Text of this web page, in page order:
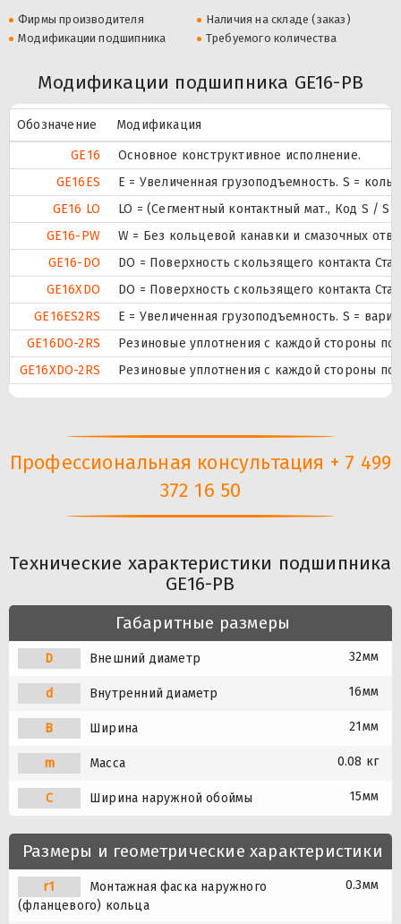
Фирмы производителя
Наличия на складе (заказ)
Модификации подшипника
Требуемого количества
Модификации подшипника GE16-PB
Обозначение
Модификация
GE16
Основное конструктивное исполнение.
GE16ES
E = Увеличенная грузоподъемность. S =
GE16 LO
LO = (Сегментный контактный мат., Код S /
GE16-PW
W = Без кольцевой канавки и смазочных
GE16-DO
DO = Поверхность скользящего контакта
GE16XDO
DO = Поверхность скользящего контакта
GE16ES2RS
E = Увеличенная грузоподъемность. S =
GE16DO-2RS
Резиновые уплотнения с каждой стороны
GE16XDO-2RS
Резиновые уплотнения с каждой стороны
Профессиональная консультация + 7 499
372 16 50
Технические характеристики подшипника
GE16-PB
Габаритные размеры
D Внешний диаметр 32мм
d Внутренний диаметр 16мм
B Ширина 21мм
m Масса 0.08 кг
C Ширина наружной обоймы 15мм
Размеры и геометрические характеристики
r1
Монтажная фаска наружного
(фланцевого) кольца
0.3мм